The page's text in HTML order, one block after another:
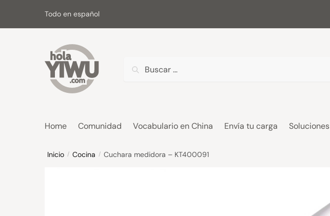
navigation
content
Todo en español
Home Comunidad Vocabulario en China Envía tu carga Soluciones
Inicio / Cocina / Cuchara medidora – KT400091